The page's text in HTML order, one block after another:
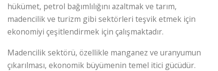
hükümet, petrol bağımlılığını azaltmak ve tarım,
madencilik ve turizm gibi sektörleri teşvik etmek için
ekonomiyi çeşitlendirmek için çalışmaktadır.
Madencilik sektörü, özellikle manganez ve uranyumun
çıkarılması, ekonomik büyümenin temel itici gücüdür.